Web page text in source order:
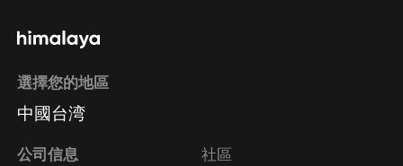
方法 Google Play取消訂閱方法
選擇您的地區
中國台湾
公司信息 社區